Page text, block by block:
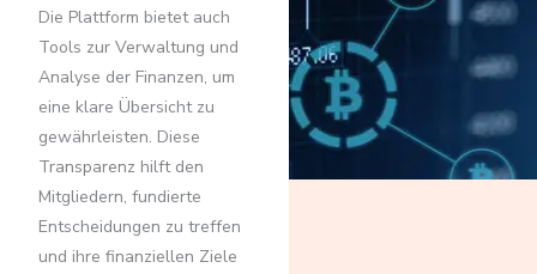
Die Plattform bietet auch
Tools zur Verwaltung und
Analyse der Finanzen, um
eine klare Übersicht zu
gewährleisten. Diese
Transparenz hilft den
Mitgliedern, fundierte
Entscheidungen zu treffen
und ihre finanziellen Ziele